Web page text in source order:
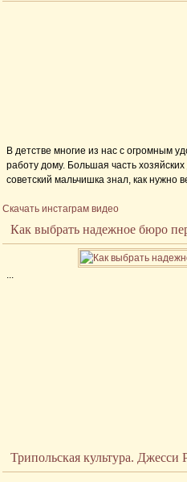
В детстве многие из нас с огромным
работу дому. Большая часть
советский мальчишка знал, как нужно
которые были воспитаны тем
Сегодня большая часть предметов и
высокопрочных материалов.
Скачать инстаграм видео
Как выбрать надежное бюро
...
Трипольская культура. Джесси